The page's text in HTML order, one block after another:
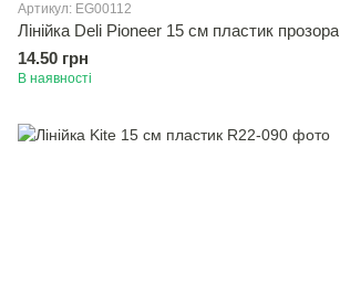
Артикул: EG00112
Лінійка Deli Pioneer 15 см пластик прозора
14.50 грн
В наявності